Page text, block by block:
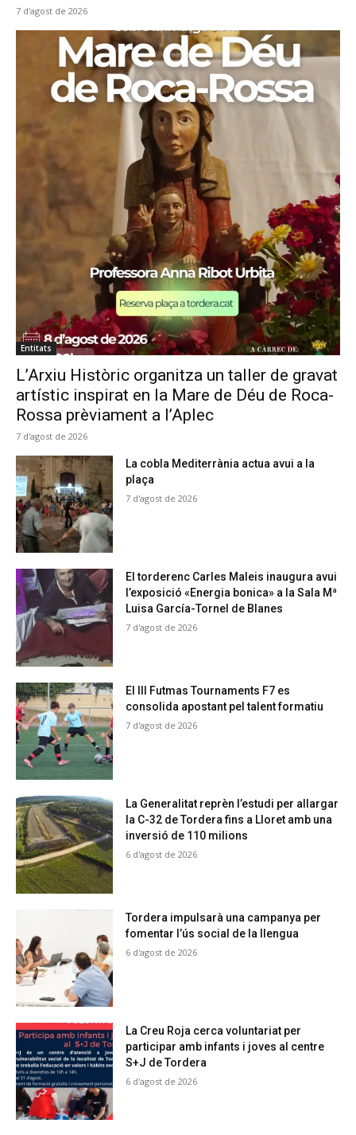
7 d'agost de 2026
Entitats
L’Arxiu Històric organitza un taller de gravat
artístic inspirat en la Mare de Déu de Roca-
Rossa prèviament a l’Aplec
7 d'agost de 2026
La cobla Mediterrània actua avui a la
plaça
7 d'agost de 2026
El torderenc Carles Maleis inaugura avui
l’exposició «Energia bonica» a la Sala Mª
Luisa García-Tornel de Blanes
7 d'agost de 2026
El III Futmas Tournaments F7 es
consolida apostant pel talent formatiu
7 d'agost de 2026
La Generalitat reprèn l’estudi per allargar
la C-32 de Tordera fins a Lloret amb una
inversió de 110 milions
6 d'agost de 2026
Tordera impulsarà una campanya per
fomentar l’ús social de la llengua
6 d'agost de 2026
La Creu Roja cerca voluntariat per
participar amb infants i joves al centre
S+J de Tordera
6 d'agost de 2026